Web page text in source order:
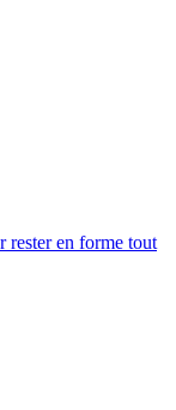
rester en forme tout